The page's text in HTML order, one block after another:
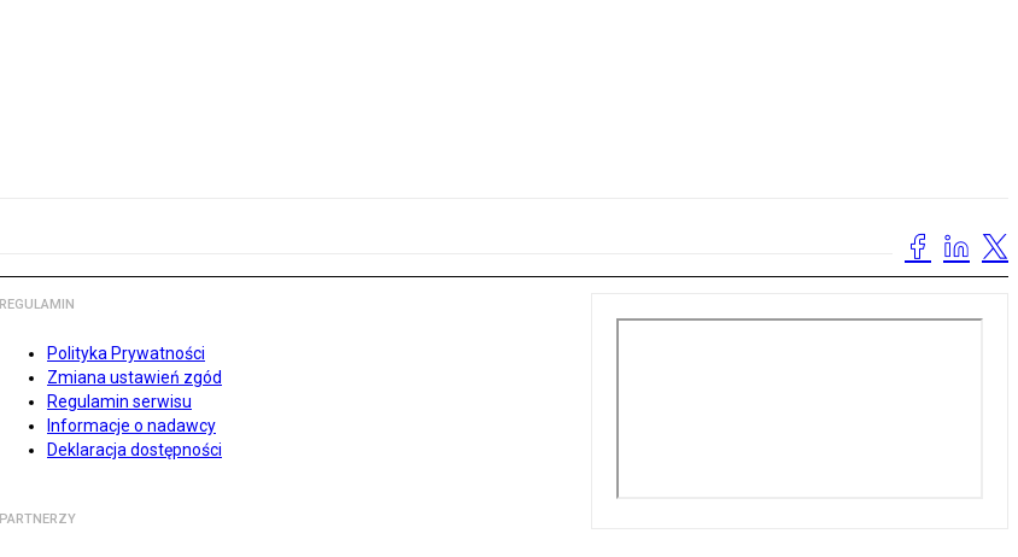
REGULAMIN
Polityka Prywatności
Zmiana ustawień zgód
Regulamin serwisu
Informacje o nadawcy
Deklaracja dostępności
PARTNERZY